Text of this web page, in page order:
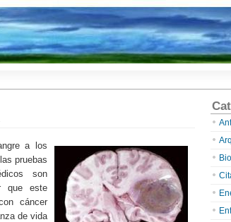
a los
pruebas
son
que este
cáncer
de vida